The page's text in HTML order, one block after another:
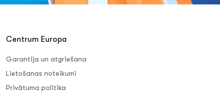
Centrum Europa
Garantija un atgriešana
Lietošanas noteikumi
Privātuma politika